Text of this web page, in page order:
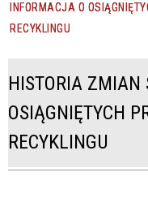
INFORMACJA O
RECYKLINGU
HISTORIA ZMIAN
OSIĄGNIĘTYCH
RECYKLINGU